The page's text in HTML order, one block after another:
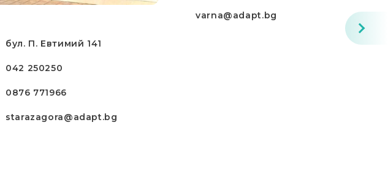
бул. П. Евтимий 141
042 250250
0876 771966
starazagora@adapt.bg
varna@adapt.bg